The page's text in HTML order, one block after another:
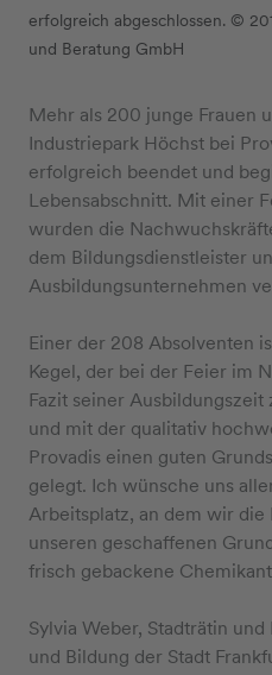
erfolgreich abgeschlossen. ©
und Beratung GmbH
Mehr als 200 junge Frauen
Industriepark Höchst bei
erfolgreich beendet und
Lebensabschnitt. Mit einer
wurden die
dem Bildungsdienstleister
Ausbildungsunternehmen
Einer der 208 Absolventen
Kegel, der bei der Feier im
Fazit seiner
und mit der qualitativ
Provadis einen guten
gelegt. Ich wünsche uns
Arbeitsplatz, an dem wir
unseren geschaffenen
frisch gebackene
Sylvia Weber, Stadträtin
und Bildung der Stadt